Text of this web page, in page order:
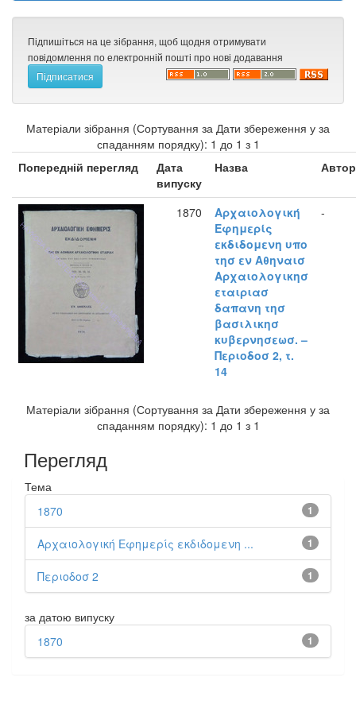
Підпишіться на це зібрання, щоб щодня отримувати
повідомлення по електронній пошті про нові додавання
Матеріали зібрання (Сортування за Дати збереження у за
спаданням порядку): 1 до 1 з 1
Попередній перегляд
Дата
випуску
Назва
1870
Αρχαιολογική
Εφημερίς
εκδιδομενη υπο
τησ εν Αθηναισ
Αρχαιολογικησ
εταιριασ
δαπανη τησ
βασιλικησ
κυβερνησεωσ. –
Περιοδοσ 2, τ.
14
-
Матеріали зібрання (Сортування за Дати збереження у за
спаданням порядку): 1 до 1 з 1
Перегляд
Тема
1
1870
1
Αρχαιολογική Εφημερίς εκδιδομενη ...
1
Περιοδοσ 2
за датою випуску
1
1870